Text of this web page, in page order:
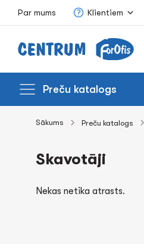
Par mums Klientiem
Preču katalogs
Sākums Preču katalogs
Skavotāji
Nekas netika atrasts.